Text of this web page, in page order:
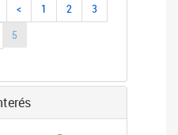
< 1 2
3
5